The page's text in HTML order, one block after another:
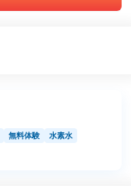
無料体験
水素水